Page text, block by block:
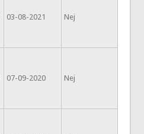
03-08-2021 Nej
07-09-2020 Nej